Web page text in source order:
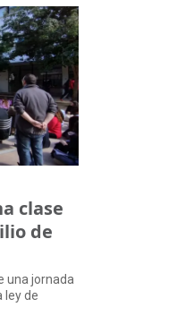
clase
de
una jornada
ley de